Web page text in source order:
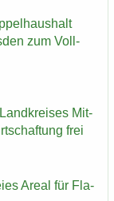
zum Voll­
Mit­
frei
Areal für Fla­